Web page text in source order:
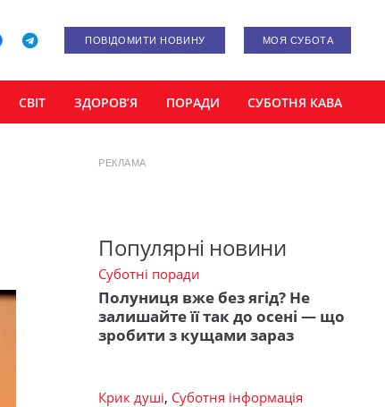
ПОВІДОМИТИ НОВИНУ МОЯ СУБОТА
СВІТ ЗДОРОВ’Я ПОРАДИ СУБОТНЯ КАВА
РЕКЛАМА
Популярні новини
Суботні поради
Полуниця вже без ягід? Не
залишайте її так до осені — що
зробити з кущами зараз
Крик душі, Суботня інформація